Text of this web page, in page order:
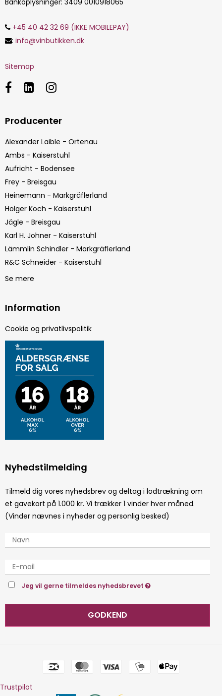
+45 40 42 32 69 (IKKE MOBILEPAY)
: info@vinbutikken.dk
Sitemap
Producenter
Alexander Laible - Ortenau
Ambs - Kaiserstuhl
Aufricht - Bodensee
Frey - Breisgau
Heinemann - Markgräflerland
Holger Koch - Kaiserstuhl
Jägle - Breisgau
Karl H. Johner - Kaiserstuhl
Lämmlin Schindler - Markgräflerland
R&C Schneider - Kaiserstuhl
Se mere
Information
Cookie og privatlivspolitik
Nyhedstilmelding
Tilmeld dig vores nyhedsbrev og deltag i lodtrækning om
et gavekort på 1.000 kr. Vi trækker 1 vinder hver måned.
(Vinder nævnes i nyheder og personlig besked)
Jeg vil gerne tilmeldes nyhedsbrevet
GODKEND
Trustpilot